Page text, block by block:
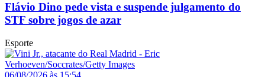
Flávio Dino pede vista e suspende julgamento do
STF sobre jogos de azar
Esporte
06/08/2026 às 15:54